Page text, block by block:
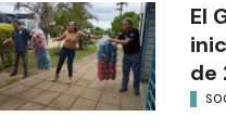
El
de